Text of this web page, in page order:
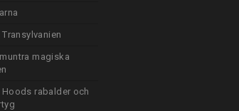
magiska
Hoods rabalder och